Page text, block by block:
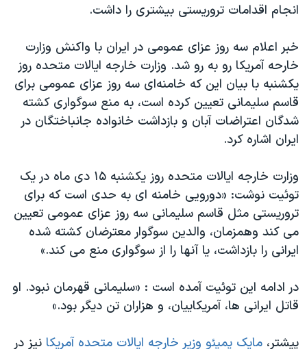
انجام اقدامات تروریستی بیشتری را داشت.
خبر اعلام سه روز عزای عمومی در ایران با واکنش وزارت
خارحه آمریکا رو به رو شد. وزارت خارجه ایالات متحده روز
یکشنبه با بیان این که خامنه‌ای سه روز عزای عمومی برای
قاسم سلیمانی تعیین کرده است، به منع سوگواری کشته
شدگان اعتراضات آبان و بازداشت خانواده جانباختگان در
ایران اشاره کرد.
وزارت خارجه ایالات متحده روز یکشنبه ۱۵ دی ماه در یک
توئیت نوشت: «دورویی خامنه ای به حدی است که برای
تروریستی مثل قاسم سلیمانی سه روز عزای عمومی تعیین
می کند وهمزمان، والدین سوگوار معترضان کشته شده
ایرانی را بازداشت، یا آنها را از سوگواری منع می کند.»
در ادامه این توئیت آمده است : «سلیمانی قهرمان نبود. او
قاتل ایرانی ها، آمریکاییان، و هزاران تن دیگر بود.»
پیشتر، مایک پمپئو وزیر خارجه ایالات متحده آمریکا نیز در